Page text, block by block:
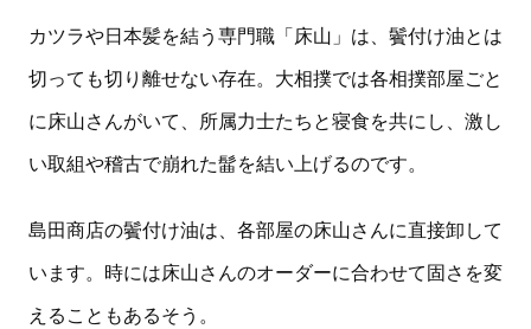
カツラや日本髪を結う専門職「床山」は、鬢付け油とは
切っても切り離せない存在。大相撲では各相撲部屋ごと
に床山さんがいて、所属力士たちと寝食を共にし、激し
い取組や稽古で崩れた髷を結い上げるのです。
島田商店の鬢付け油は、各部屋の床山さんに直接卸して
います。時には床山さんのオーダーに合わせて固さを変
えることもあるそう。